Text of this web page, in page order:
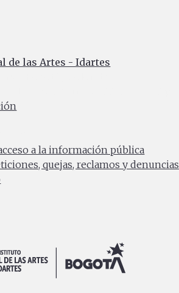
de las Artes - Idartes
a la información pública
quejas, reclamos y denuncias